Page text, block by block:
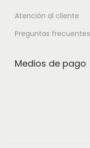
Atención al cliente
Preguntas frecuentes
Medios de pago